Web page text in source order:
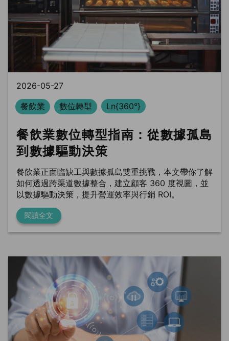
Insighta{360°}
BLS
trung tâm dữ liệu
Phòng sạch dữ liệu
Tiếng Việt
2026-05-27
餐飲業
數位轉型 Ln{360°}
餐飲業數位轉型指南：從數據孤島
到數據驅動決策
餐飲業正面臨缺工與數據孤島雙重挑戰，本文帶你了解
如何透過跨渠道數據整合，建立顧客 360 度視圖，並
以數據驅動決策，提升營運效率與行銷 ROI。
閱讀全文